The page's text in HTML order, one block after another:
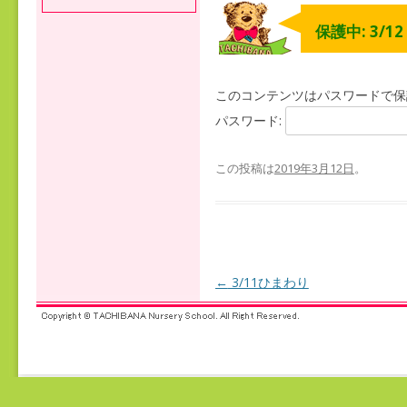
保護中: 3/12
このコンテンツはパスワードで
パスワード:
この投稿は2019年3月12日。
投稿ナビゲーション
← 3/11ひまわり